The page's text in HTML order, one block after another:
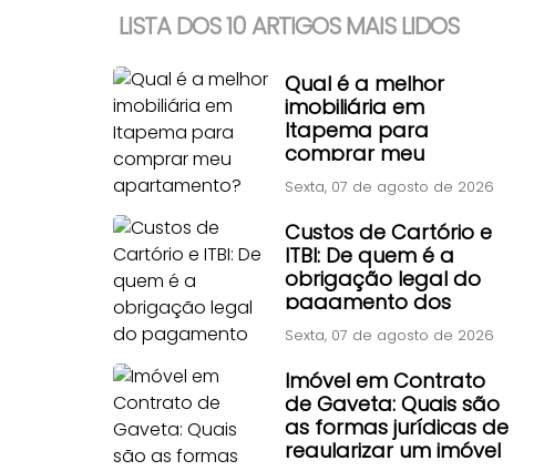
LISTA DOS 10 ARTIGOS MAIS LIDOS
Qual é a melhor
imobiliária em
Itapema para
comprar meu
apartamento?
Sexta, 07 de agosto de 2026
Custos de Cartório e
ITBI: De quem é a
obrigação legal do
pagamento dos
impostos e taxas de
transferência?
Sexta, 07 de agosto de 2026
Imóvel em Contrato
de Gaveta: Quais são
as formas jurídicas de
regularizar um imóvel